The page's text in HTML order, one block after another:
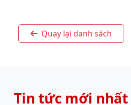
Quay lại danh sách
Tin tức mới nhất